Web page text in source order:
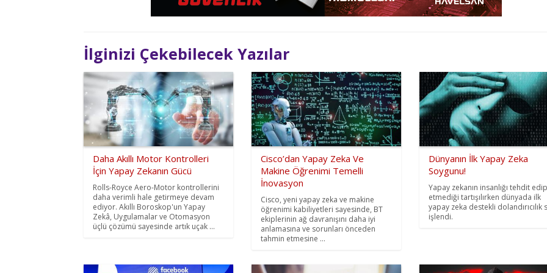
İlginizi Çekebilecek Yazılar
Daha Akıllı Motor Kontrolleri
İçin Yapay Zekanın Gücü
Rolls-Royce Aero-Motor kontrollerini
daha verimli hale getirmeye devam
ediyor. Akıllı Boroskop'un Yapay
Zekâ, Uygulamalar ve Otomasyon
üçlü çözümü sayesinde artık uçak ...
Cisco’dan Yapay Zeka Ve
Makine Öğrenimi Temelli
İnovasyon
Cisco, yeni yapay zeka ve makine
öğrenimi kabiliyetleri sayesinde, BT
ekiplerinin ağ davranışını daha iyi
anlamasına ve sorunları önceden
tahmin etmesine ...
Dünyanın İlk Yapay Zeka
Soygunu!
Yapay zekanın insanlığı tehdit edip
etmediği tartışılırken dünyada ilk
yapay zeka destekli dolandırıcılık
işlendi.